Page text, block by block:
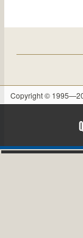
Copyright ©